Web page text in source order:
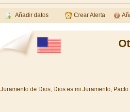
Añadir datos Crear Alerta
Juramento de Dios, Dios es mi Juramento,